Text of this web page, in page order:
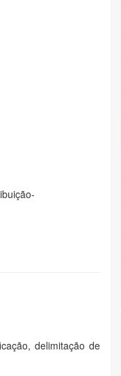
delimitação de